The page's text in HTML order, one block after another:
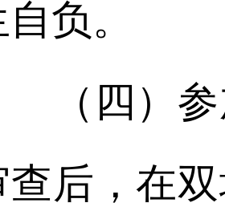
负。
四）参
查后，在